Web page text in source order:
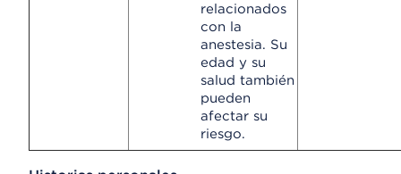
relacionados
con la
anestesia. Su
edad y su
salud también
pueden
afectar su
riesgo.